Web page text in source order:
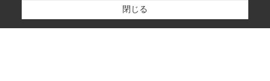
閉じる